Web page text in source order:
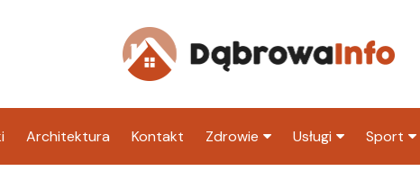
Architektura Kontakt Zdrowie Usługi Sport